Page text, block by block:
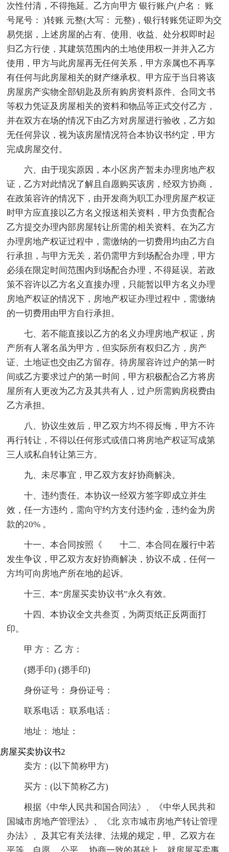
次性付清，不得拖延。乙方向甲方 银行账户(户名： 账
号尾号： )转账 元整(大写： 元整)，银行转账凭证即为交
易凭据，上述房屋的占有、使用、收益、处分权即时起
归乙方行使，其建筑范围内的土地使用权一并并入乙方
使用，甲方与此房屋再无任何关系，甲方亲属也不再享
有任何与此房屋相关的财产继承权。甲方应于当日将该
房屋房产实物全部钥匙及所有购房资料原件、合同文书
等权力凭证及房屋相关的资料和物品等正式交付乙方，
并在双方在场的情况下由乙方对房屋进行验收，乙方如
无任何异议，视为该房屋情况符合本协议书约定，甲方
完成房屋交付。
六、由于现实原因，本小区房产暂未办理房地产权
证，乙方对此情况了解且自愿购买该房，经双方协商，
在政策容许的情况下，由开发商为职工办理房屋产权证
时甲方应直接以乙方名义报送相关资料，甲方负责配合
乙方提交办理内部房屋转让所需的相关资料。在为乙方
办理房地产权证过程中，需缴纳的一切费用均由乙方自
行承担，与甲方无关，若仍需甲方到场配合办理，甲方
必须在限定时间范围内到场配合办理，不得延误。若政
策不容许以乙方名义直接办理，只能暂以甲方名义办理
房地产权证的情况下，房地产权证办理过程中，需缴纳
的一切费用由甲方自行承担。
七、若不能直接以乙方的名义办理房地产权证，房
产所有人署名虽为甲方，但实际所有权归乙方，房产
证、土地证也交由乙方留存。待房屋容许过户的第一时
间或乙方要求过户的第一时间，甲方积极配合乙方将房
屋所有人更改为乙方及其共有人，过户所需购房税费由
乙方承担。
八、协议生效后，甲乙双方均不得反悔，甲方不许
再行转让，不得以任何形式或借口将房地产权证写成第
三人或私自转让第三方。
九、未尽事宜，甲乙双方友好协商解决。
十、违约责任。本协议一经双方签字即成立并生
效，任一方违约，需向守约方支付违约金，违约金为房
款的20% 。
十一、本合同按照《 十二、本合同在履行中若
发生争议，甲乙双方友好协商解决，协议不成，任何一
方均可向房地产所在地的起诉。
十三、本“房屋买卖协议书”永久有效。
十四、本协议全文共叁页，为两页纸正反两面打
印。
甲 方： 乙 方：
(摁手印) (摁手印)
身份证号： 身份证号：
联系电话： 联系电话：
地址： 地址：
房屋买卖协议书2
卖方：(以下简称甲方)
买方：(以下简称乙方)
根据《中华人民共和国合同法》、《中华人民共和
国城市房地产管理法》、《北 京市城市房地产转让管理
办法》、及其它有关法律、法规的规定，甲、乙双方在